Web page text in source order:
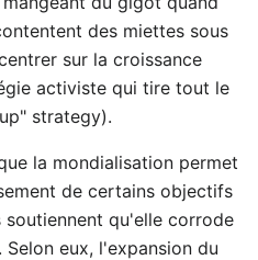
des miettes sous
sur la croissance
activiste qui tire tout le
strategy).
la mondialisation permet
de certains objectifs
qu'elle corrode
eux, l'expansion du